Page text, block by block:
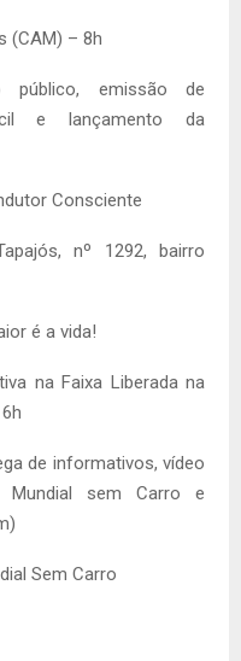
(CAM) – 8h
público, emissão de
e lançamento da
Consciente
nº 1292, bairro
é a vida!
na Faixa Liberada na
de informativos, vídeo
sem Carro e
Sem Carro